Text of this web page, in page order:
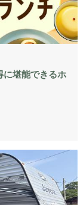
に堪能できるホ